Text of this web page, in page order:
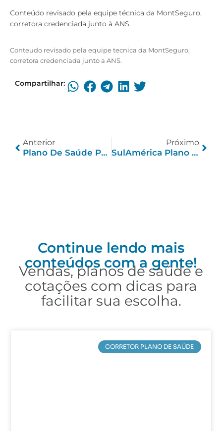
Conteúdo revisado pela equipe técnica da MontSeguro,
corretora credenciada junto à ANS.
Conteudo revisado pela equipe tecnica da MontSeguro,
corretora credenciada junto a ANS.
Compartilhar:
Anterior
Plano De Saúde Para Funcionários CLT: Guia Completo
Próximo
SulAmérica Plano De Saúde Empresarial PME
Continue lendo mais
conteúdos com a gente!
Vendas, planos de saúde e
cotações com dicas para
facilitar sua escolha.
CORRETOR PLANO DE SAÚDE